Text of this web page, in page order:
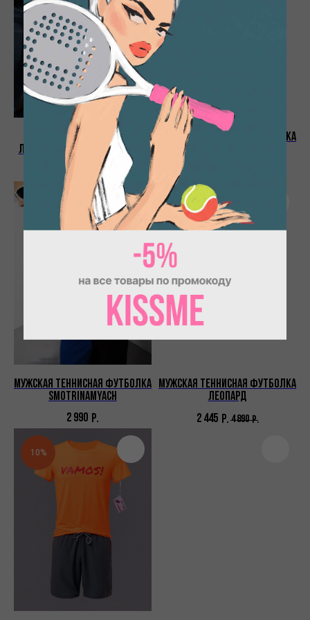
Мужской спортивный
лонгслив с принтом Надаля
3 354
5 590
Мужская теннисная футболка
Мужская теннисная футболка
Smotrinamyach
2 990 Р.
SALE
- 50%
Мужская теннисная футболка
Леопард
2 445 Р. 4 890 Р.
10%
ИНН: 771465108556
ИП Пронин Илья Сергеевич